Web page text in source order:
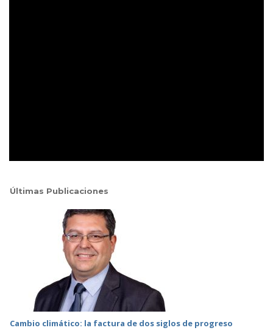
Últimas Publicaciones
Cambio climático: la factura de dos siglos de progreso